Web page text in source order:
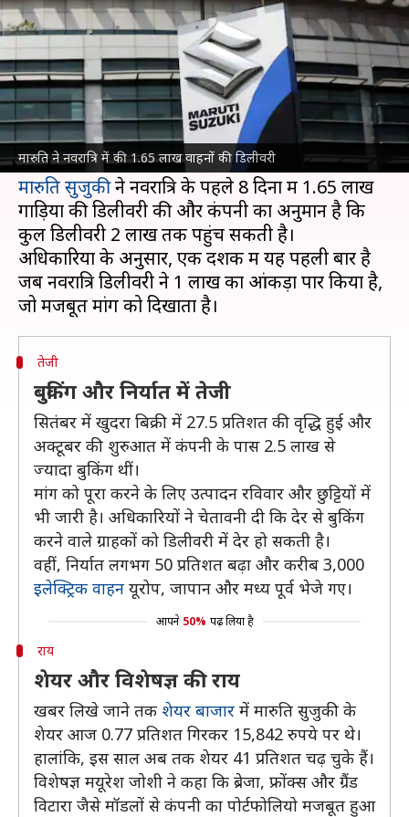
मारुति ने नवरात्रि में की 1.65 लाख वाहनों की डिलीवरी
लेखन बिश्वजीत कुमार Oct 03, 2025 03:07 pm
क्या है खबर?
त्योहारी सीजन के बीचGSTदरों में कटौती के कारण
ऑटोमोबाइल कंपनियों की बिक्री में बड़ी बढ़त देखने को
मारुति सुजुकीने नवरात्रि के पहले 8 दिनों में 1.65 लाख
गाड़ियों की डिलीवरी की और कंपनी का अनुमान है कि
कुल डिलीवरी 2 लाख तक पहुंच सकती है।
अधिकारियों के अनुसार, एक दशक में यह पहली बार है
जब नवरात्रि डिलीवरी ने 1 लाख का आंकड़ा पार किया है,
तेजी
बुकिंग और निर्यात में तेजी
सितंबर में खुदरा बिक्री में 27.5 प्रतिशत की वृद्धि हुई और
अक्टूबर की शुरुआत में कंपनी के पास 2.5 लाख से
ज्यादा बुकिंग थीं।
मांग को पूरा करने के लिए उत्पादन रविवार और छुट्टियों में
भी जारी है। अधिकारियों ने चेतावनी दी कि देर से बुकिंग
करने वाले ग्राहकों को डिलीवरी में देर हो सकती है।
वहीं, निर्यात लगभग 50 प्रतिशत बढ़ा और करीब 3,000
इलेक्ट्रिक वाहन यूरोप, जापान और मध्य पूर्व भेजे गए।
आपने 50% पढ़ लिया है
राय
शेयर और विशेषज्ञ की राय
खबर लिखे जाने तक शेयर बाजार में मारुति सुजुकी के
शेयर आज 0.77 प्रतिशत गिरकर 15,842 रुपये पर थे।
हालांकि, इस साल अब तक शेयर 41 प्रतिशत चढ़ चुके हैं।
विशेषज्ञ मयूरेश जोशी ने कहा कि ब्रेजा, फ्रोंक्स और ग्रैंड
विटारा जैसे मॉडलों से कंपनी का पोर्टफोलियो मजबूत हुआ